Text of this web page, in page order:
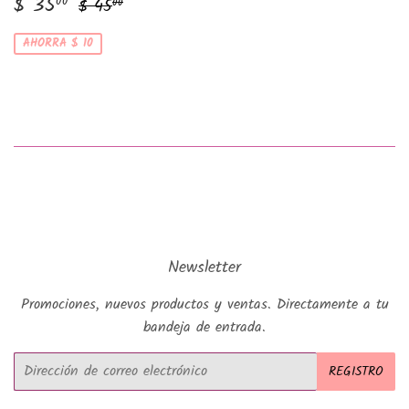
de
venta35.00
$ 4500
AHORRA $ 10
Newsletter
Promociones, nuevos productos y ventas. Directamente a tu
bandeja de entrada.
Correo
electrónico
REGISTRO